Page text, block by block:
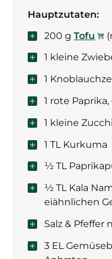
Hauptzutaten:
200 gTofu
1 kleine
1
1 rote
1 kleine
1 TL Kurkuma
½ TL
½ TL Kala
eiähnlichen
Salz & Pfeffer
3 EL